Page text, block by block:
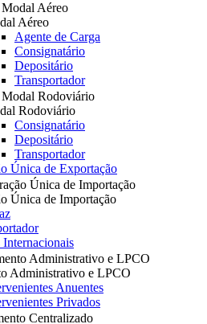
Modal Aéreo
Aéreo
Agente de Carga
Consignatário
Depositário
Transportador
Modal Rodoviário
Rodoviário
Consignatário
Depositário
Transportador
Única de Exportação
Única de Importação
Única de Importação
Internacionais
Administrativo e LPCO
Administrativo e LPCO
Anuentes
Privados
Centralizado